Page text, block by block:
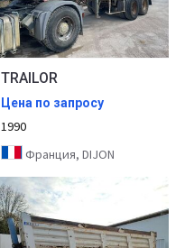
TRAILOR
Цена по запросу
1990
Франция, DIJON